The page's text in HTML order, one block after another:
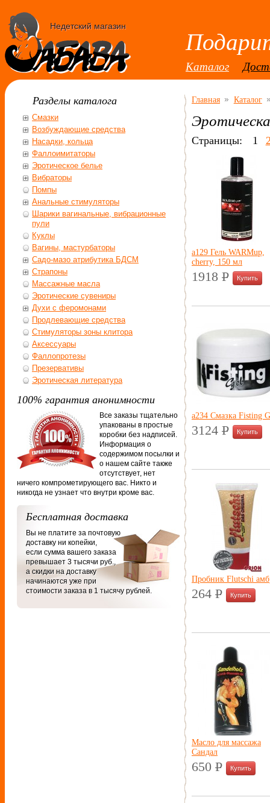
Недетский магазин
Каталог
Главная Каталог
Страницы: 1
а129 Гель WARMup,
cherry, 150 мл
1918 P
УБ.
а234 Смазка Fisting
3124 P
УБ.
Пробник Flutschi
264 P
УБ.
Масло для массажа
Сандал
650 P
УБ.
Разделы каталога
Смазки
Возбуждающие средства
Насадки, кольца
Фаллоимитаторы
Эротическое белье
Вибраторы
Помпы
Анальные стимуляторы
Шарики вагинальные, вибрационные
пули
Куклы
Вагины, мастурбаторы
Садо-мазо атрибутика БДСМ
Страпоны
Массажные масла
Эротические сувениры
Духи с феромонами
Продлевающие средства
Стимуляторы зоны клитора
Аксессуары
Фаллопротезы
Презервативы
Эротическая литература
100% гарантия анонимности
Все заказы тщательно
упакованы в простые
коробки без надписей.
Информация о
содержимом посылки и
о нашем сайте также
отсутствует, нет
ничего компрометирующего вас. Никто и
никогда не узнает что внутри кроме вас.
Бесплатная доставка
Вы не платите за почтовую
доставку ни копейки,
если сумма вашего заказа
превышает 3 тысячи руб.,
а скидки на доставку
начинаются уже при
стоимости заказа в 1 тысячу рублей.